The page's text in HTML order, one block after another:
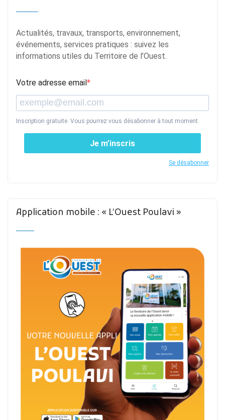
Actualités, travaux, transports, environnement,
événements, services pratiques : suivez les
informations utiles du Territoire de l’Ouest.
Votre adresse email
Inscription gratuite. Vous pourrez vous désabonner à tout moment.
Je m’inscris
Se désabonner
Application mobile : « L’Ouest Poulavi »